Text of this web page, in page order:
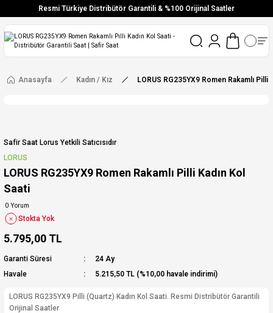
Resmi Türkiye Distribütör Garantili & %100 Orijinal Saatler
Vade Farksız 6 Taksit
Aynı Gün Stoktan Gönderim
Ücretsiz Kargo
Anasayfa Kadın / Kız LORUS RG235YX9 Romen Rakamlı Pilli
Safir Saat Lorus Yetkili Satıcısıdır
LORUS
LORUS RG235YX9 Romen Rakamlı Pilli Kadın Kol
Saati
0 Yorum
Stokta Yok
5.795,00 TL
Garanti Süresi
24 Ay
Havale
5.215,50 TL (%10,00 havale indirimi)
LORUS RG235YX9 Pilli (Quartz) Kadın Kol Saati. Resmi Distribütör Garantili
Orijinal Saatler